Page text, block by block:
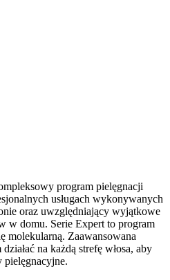
program pielęgnacji
usługach wykonywanych
oraz uwzględniający wyjątkowe
w domu. Serie Expert to program
molekularną. Zaawansowana
na każdą strefę włosa, aby
pielęgnacyjne.